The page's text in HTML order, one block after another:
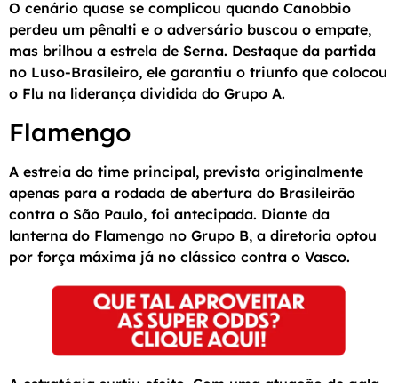
O cenário quase se complicou quando Canobbio
perdeu um pênalti e o adversário buscou o empate,
mas brilhou a estrela de Serna. Destaque da partida
no Luso-Brasileiro, ele garantiu o triunfo que colocou
o Flu na liderança dividida do Grupo A.
Flamengo
A estreia do time principal, prevista originalmente
apenas para a rodada de abertura do Brasileirão
contra o São Paulo, foi antecipada. Diante da
lanterna do Flamengo no Grupo B, a diretoria optou
por força máxima já no clássico contra o Vasco.